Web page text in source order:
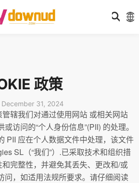
政策
December 31, 2024
辖我们对通过使用网站 或相关网站
访问的“个人身份信息”(PII) 的处理。
PII 应在个人数据文件中处理，该文件
SL（“我们”）.已采取技术和组织措
完整性，并避免其丢失、更改和/或
问，如适用法规所要求。请仔细阅读